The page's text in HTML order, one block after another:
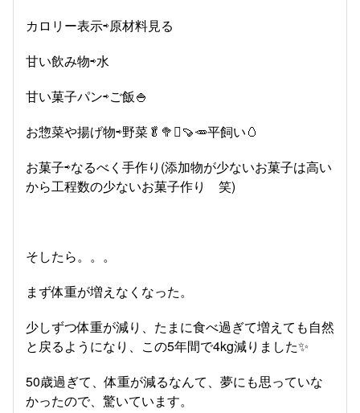
カロリー表示⇨原材料見る
甘い飲み物⇨水
甘い菓子パン⇨ご飯🍚
お惣菜や揚げ物⇨野菜🥬🥦🫜🍠🥕平飼い🥚
お菓子⇨なるべく手作り(添加物が少ないお菓子は高い
から工程数の少ないお菓子作り 笑)
そしたら。。。
まず体重が増えなくなった。
少しずつ体重が減り、たまに食べ過ぎて増えても自然
と戻るようになり、この5年間で4kg減りました✨
50歳過ぎて、体重が減るなんて、夢にも思っていな
かったので、驚いています。